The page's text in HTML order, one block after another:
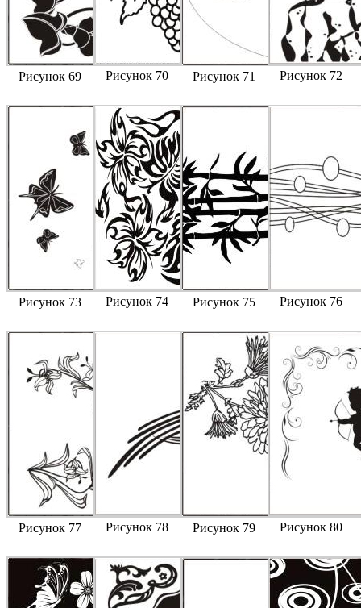
Рисунок 69 Рисунок 70 Рисунок 71 Рисунок 72
Рисунок 73 Рисунок 74 Рисунок 75 Рисунок 76
Рисунок 77 Рисунок 78 Рисунок 79 Рисунок 80